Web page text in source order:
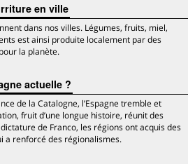
en ville
dans nos villes. Légumes, fruits, miel,
est ainsi produite localement par des
la planète.
actuelle ?
de la Catalogne, l’Espagne tremble et
fruit d’une longue histoire, réunit des
de Franco, les régions ont acquis des
a renforcé des régionalismes.